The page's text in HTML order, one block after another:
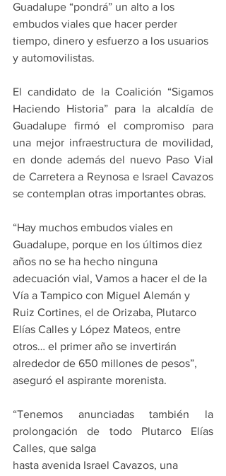
Guadalupe “pondrá” un alto a los
embudos viales que hacer perder
tiempo, dinero y esfuerzo a los usuarios
y automovilistas.
El candidato de la Coalición “Sigamos
Haciendo Historia” para la alcaldía de
Guadalupe firmó el compromiso para
una mejor infraestructura de movilidad,
en donde además del nuevo Paso Vial
de Carretera a Reynosa e Israel Cavazos
se contemplan otras importantes obras.
“Hay muchos embudos viales en
Guadalupe, porque en los últimos diez
años no se ha hecho ninguna
adecuación vial, Vamos a hacer el de la
Vía a Tampico con Miguel Alemán y
Ruiz Cortines, el de Orizaba, Plutarco
Elías Calles y López Mateos, entre
otros… el primer año se invertirán
alrededor de 650 millones de pesos”,
aseguró el aspirante morenista.
“Tenemos anunciadas también la
prolongación de todo Plutarco Elías
Calles, que salga
hasta avenida Israel Cavazos, una